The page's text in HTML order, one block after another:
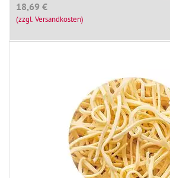
18,69 €
(zzgl. Versandkosten)